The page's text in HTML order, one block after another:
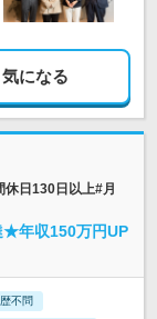
気になる
日130日以上#月
★年収150万円UP
不問